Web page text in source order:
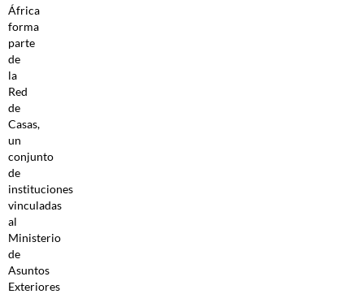
África
forma
parte
de
la
Red
de
Casas,
un
conjunto
de
instituciones
vinculadas
al
Ministerio
de
Asuntos
Exteriores